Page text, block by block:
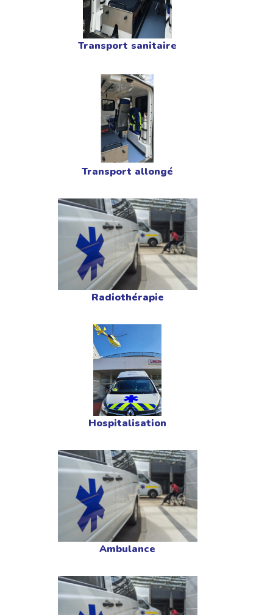
Transport sanitaire
Transport allongé
Radiothérapie
Hospitalisation
Ambulance